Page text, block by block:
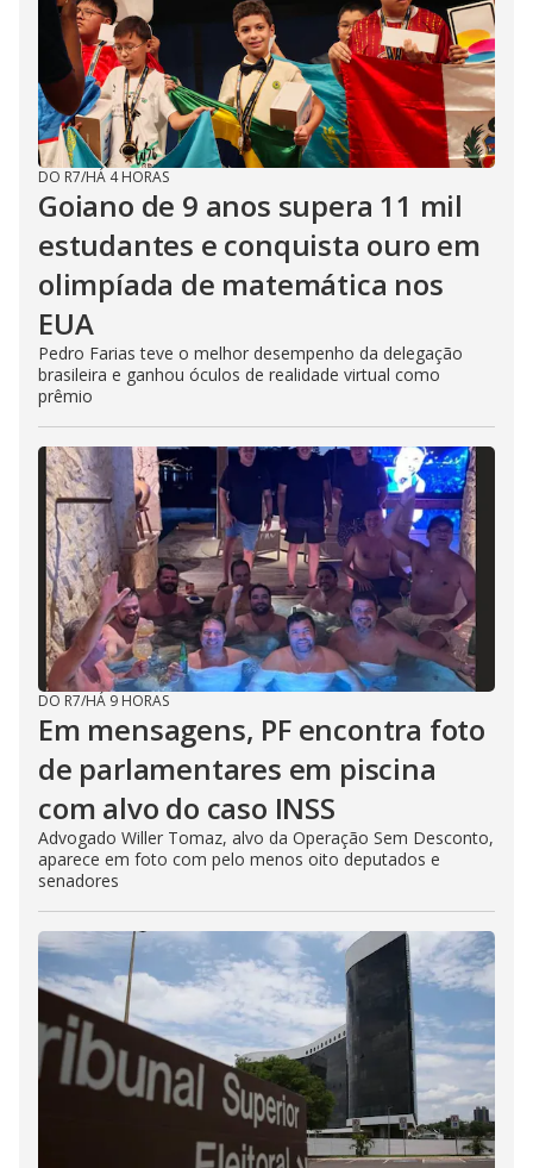
DO R7/HÁ 4 HORAS
Goiano de 9 anos supera 11 mil
estudantes e conquista ouro em
olimpíada de matemática nos
EUA
Pedro Farias teve o melhor desempenho da delegação
brasileira e ganhou óculos de realidade virtual como
prêmio
DO R7/HÁ 9 HORAS
Em mensagens, PF encontra foto
de parlamentares em piscina
com alvo do caso INSS
Advogado Willer Tomaz, alvo da Operação Sem Desconto,
aparece em foto com pelo menos oito deputados e
senadores